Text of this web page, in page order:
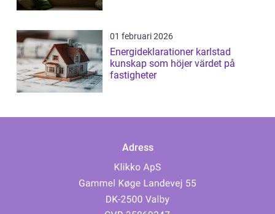
01 februari 2026
Energideklarationer karlstad
kunskap som höjer värdet på
fastigheter
Adress